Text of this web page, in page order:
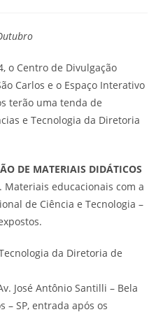
o Centro de Divulgação
Carlos e o Espaço Interativo
terão uma tenda de
e Tecnologia da Diretoria
DE MATERIAIS DIDÁTICOS
Materiais educacionais com a
de Ciência e Tecnologia –
da Diretoria de
José Antônio Santilli – Bela
– SP, entrada após os